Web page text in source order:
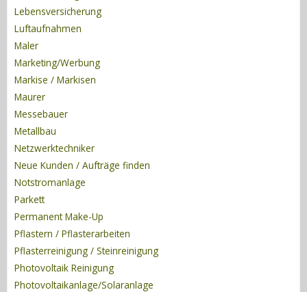
Lebensversicherung
Luftaufnahmen
Maler
Marketing/Werbung
Markise / Markisen
Maurer
Messebauer
Metallbau
Netzwerktechniker
Neue Kunden / Aufträge finden
Notstromanlage
Parkett
Permanent Make-Up
Pflastern / Pflasterarbeiten
Pflasterreinigung / Steinreinigung
Photovoltaik Reinigung
Photovoltaikanlage/Solaranlage